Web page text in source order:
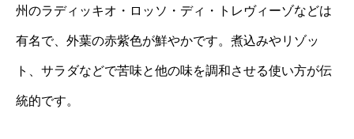
州のラディッキオ・ロッソ・ディ・トレヴィーゾなどは
有名で、外葉の赤紫色が鮮やかです。煮込みやリゾッ
ト、サラダなどで苦味と他の味を調和させる使い方が伝
統的です。